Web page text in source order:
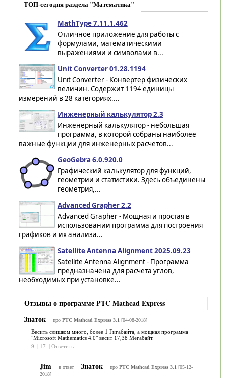
ТОП-сегодня раздела "Математика"
MathType 7.11.1.462
Отличное приложение для работы с
формулами, математическими
выражениями и символами в...
Unit Converter 01.28.1194
Unit Converter - Конвертер физических
величин. Cодержит 1194 единицы
измерений в 28 категориях....
Инженерный калькулятор 2.3
Инженерный калькулятор - небольшая
программа, в которой собраны наиболее
важные функции для инженерных расчетов...
GeoGebra 6.0.920.0
Графический калькулятор для функций,
геометрии и статистики. Здесь объединены
геометрия,...
Advanced Grapher 2.2
Advanced Grapher - Мощная и простая в
использовании программа для построения
графиков и их анализа...
Satellite Antenna Alignment 2025.09.23
Satellite Antenna Alignment - Программа
предназначена для расчета углов,
необходимых при установке...
Отзывы о программе PTC Mathcad Express
Знаток
про PTC Mathcad Express 3.1 [04-08-2018]
Весить слишком много, более 1 Гигабайта, а мощная программа
"Microsoft Mathematics 4.0" весит 17,38 Мегабайт.
9
17 Ответить
Jim в ответ Знаток про PTC Mathcad Express 3.1[05-12-
2018]